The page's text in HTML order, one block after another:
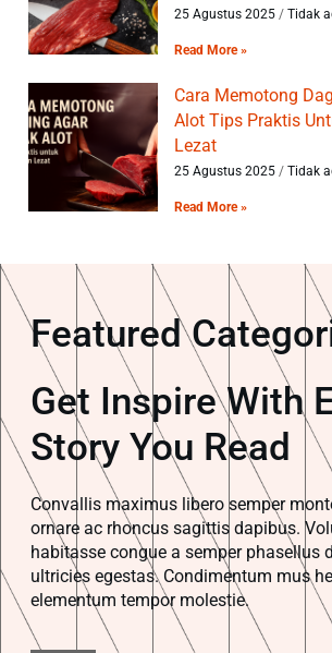
25 Agustus 2025 Tidak
Read More »
Cara Memotong
Alot Tips Praktis
Lezat
25 Agustus 2025 Tidak
Read More »
Featured
Get Inspire With
Story You Read
Convallis maximus libero semper
ornare ac rhoncus sagittis dapibus.
habitasse congue a semper phasellus
ultricies egestas. Condimentum mus
elementum tempor molestie.